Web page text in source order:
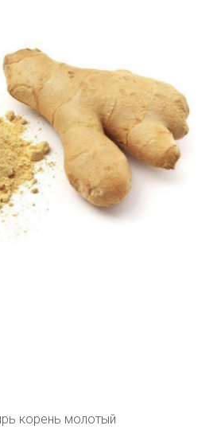
корень молотый